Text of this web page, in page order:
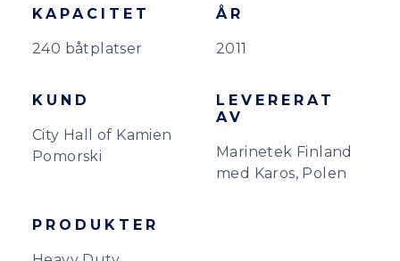
KAPACITET
240 båtplatser
ÅR
2011
KUND
City Hall of Kamien
Pomorski
LEVERERAT
AV
Marinetek Finland
med Karos, Polen
PRODUKTER